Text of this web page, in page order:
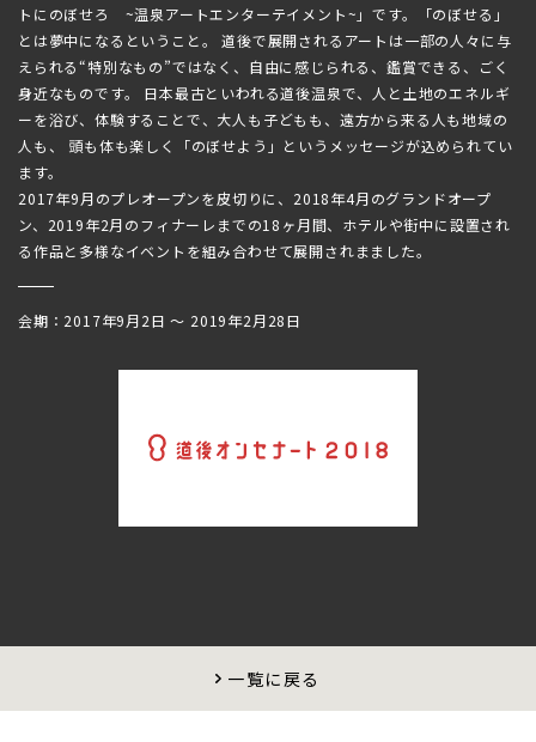
トにのぼせろ ~温泉アートエンターテイメント~」です。「のぼせる」
とは夢中になるということ。 道後で展開されるアートは一部の人々に与
えられる“特別なもの”ではなく、自由に感じられる、鑑賞できる、ごく
身近なものです。 日本最古といわれる道後温泉で、人と土地のエネルギ
ーを浴び、体験することで、大人も子どもも、遠方から来る人も地域の
人も、 頭も体も楽しく「のぼせよう」というメッセージが込められてい
ます。
2017年9月のプレオープンを皮切りに、2018年4月のグランドオープ
ン、2019年2月のフィナーレまでの18ヶ月間、ホテルや街中に設置され
る作品と多様なイベントを組み合わせて展開されまました。
会期：2017年9月2日 〜 2019年2月28日
一覧に戻る